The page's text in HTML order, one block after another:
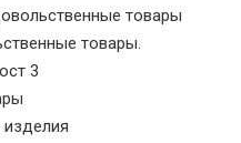
товары
товары.
3